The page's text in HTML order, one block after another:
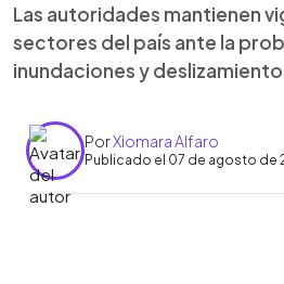
Las autoridades mantienen
sectores del país ante la
inundaciones y
PorXiomara Alfaro
Publicado el 07 de agosto de